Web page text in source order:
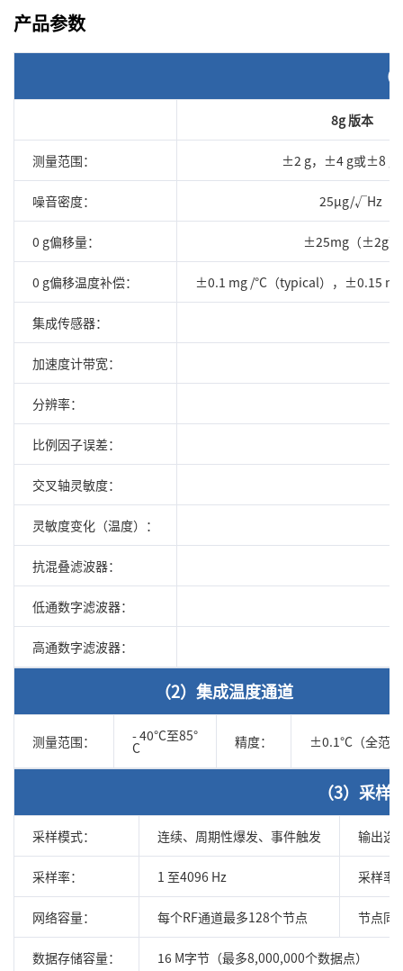
产品参数
8g 版本
测量范围： ±2 g，±4 g或±8 g
噪音密度： 25μg/√Hz
0 g偏移量： ±25mg（±2g）
0 g偏移温度补偿： ±0.1 mg /°C（typical），±0.15
集成传感器：
加速度计带宽：
分辨率：
比例因子误差：
交叉轴灵敏度：
灵敏度变化（温度）：
抗混叠滤波器：
低通数字滤波器：
高通数字滤波器：
（2）集成温度通道
测量范围： - 40°C至85°
C 精度： ±0.1°C（全范
（3）采样
采样模式： 连续、周期性爆发、事件触发 输出选
采样率： 1 至4096 Hz 采样率
网络容量： 每个RF通道最多128个节点 节点同
数据存储容量： 16 M字节（最多8,000,000个数据点）